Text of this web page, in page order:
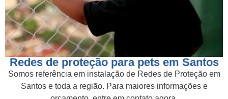
Redes de proteção para pets em Santos
Somos referência em instalação de Redes de Proteção em
Santos e toda a região. Para maiores informações e